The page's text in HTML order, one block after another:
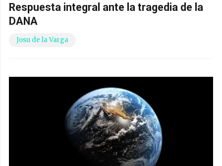
Respuesta integral ante la tragedia de la
DANA
Josu de la Varga